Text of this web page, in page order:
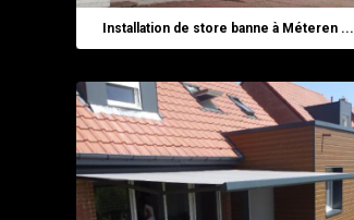
Installation de store banne à Méteren ...